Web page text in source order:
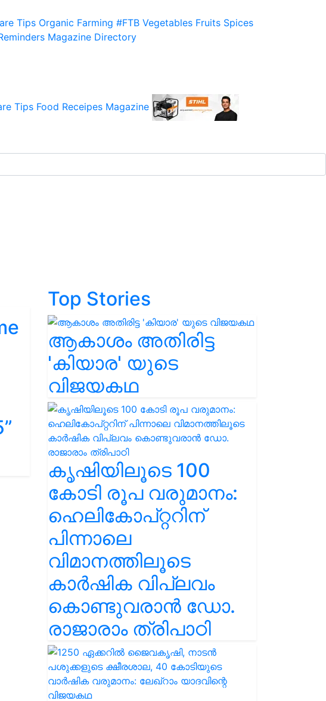
Tips Organic Farming #FTB Vegetables Fruits Spices
Magazine Directory
Tips Food Receipes Magazine
Top Stories
ആകാശം അതിരിട്ട
'കിയാര' യുടെ
വിജയകഥ
കൃഷിയിലൂടെ 100
കോടി രൂപ വരുമാനം:
ഹെലികോപ്റ്ററിന്
പിന്നാലെ
വിമാനത്തിലൂടെ
കാർഷിക വിപ്ലവം
കൊണ്ടുവരാൻ ഡോ.
രാജാരാം ത്രിപാഠി